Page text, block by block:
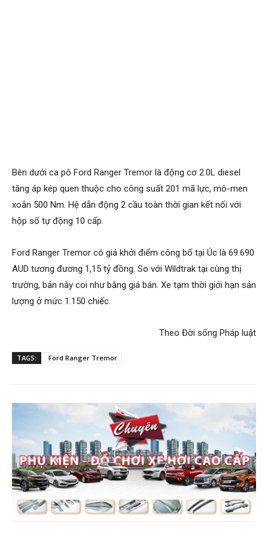
Bên dưới ca pô Ford Ranger Tremor là động cơ 2.0L diesel
tăng áp kép quen thuộc cho công suất 201 mã lực, mô-men
xoắn 500 Nm. Hệ dẫn động 2 cầu toàn thời gian kết nối với
hộp số tự động 10 cấp.
Ford Ranger Tremor có giá khởi điểm công bố tại Úc là 69.690
AUD tương đương 1,15 tỷ đồng. So với Wildtrak tại cùng thị
trường, bản này coi như bằng giá bán. Xe tạm thời giới hạn sản
lượng ở mức 1.150 chiếc.
Theo Đời sống Pháp luật
TAGS: Ford Ranger Tremor